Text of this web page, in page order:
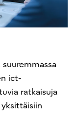
ict-
ratkaisuja